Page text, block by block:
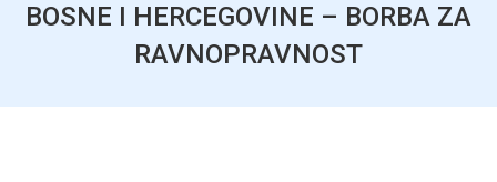
BOSNE I HERCEGOVINE – BORBA ZA
RAVNOPRAVNOST